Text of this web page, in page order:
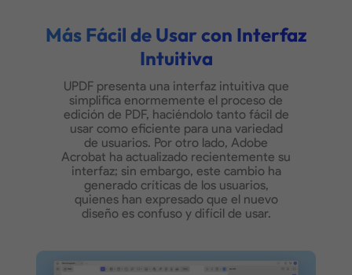
Chat con Imagen
De PDF a Mapa Mental
Descubre Más Sobre la Mejor Alternativa a
Más Fácil de Usar con Interfaz
Intuitiva
UPDF presenta una interfaz intuitiva que
simplifica enormemente el proceso de
edición de PDF, haciéndolo tanto fácil de
usar como eficiente para una variedad
de usuarios. Por otro lado, Adobe
Acrobat ha actualizado recientemente su
interfaz; sin embargo, este cambio ha
generado críticas de los usuarios,
quienes han expresado que el nuevo
diseño es confuso y difícil de usar.